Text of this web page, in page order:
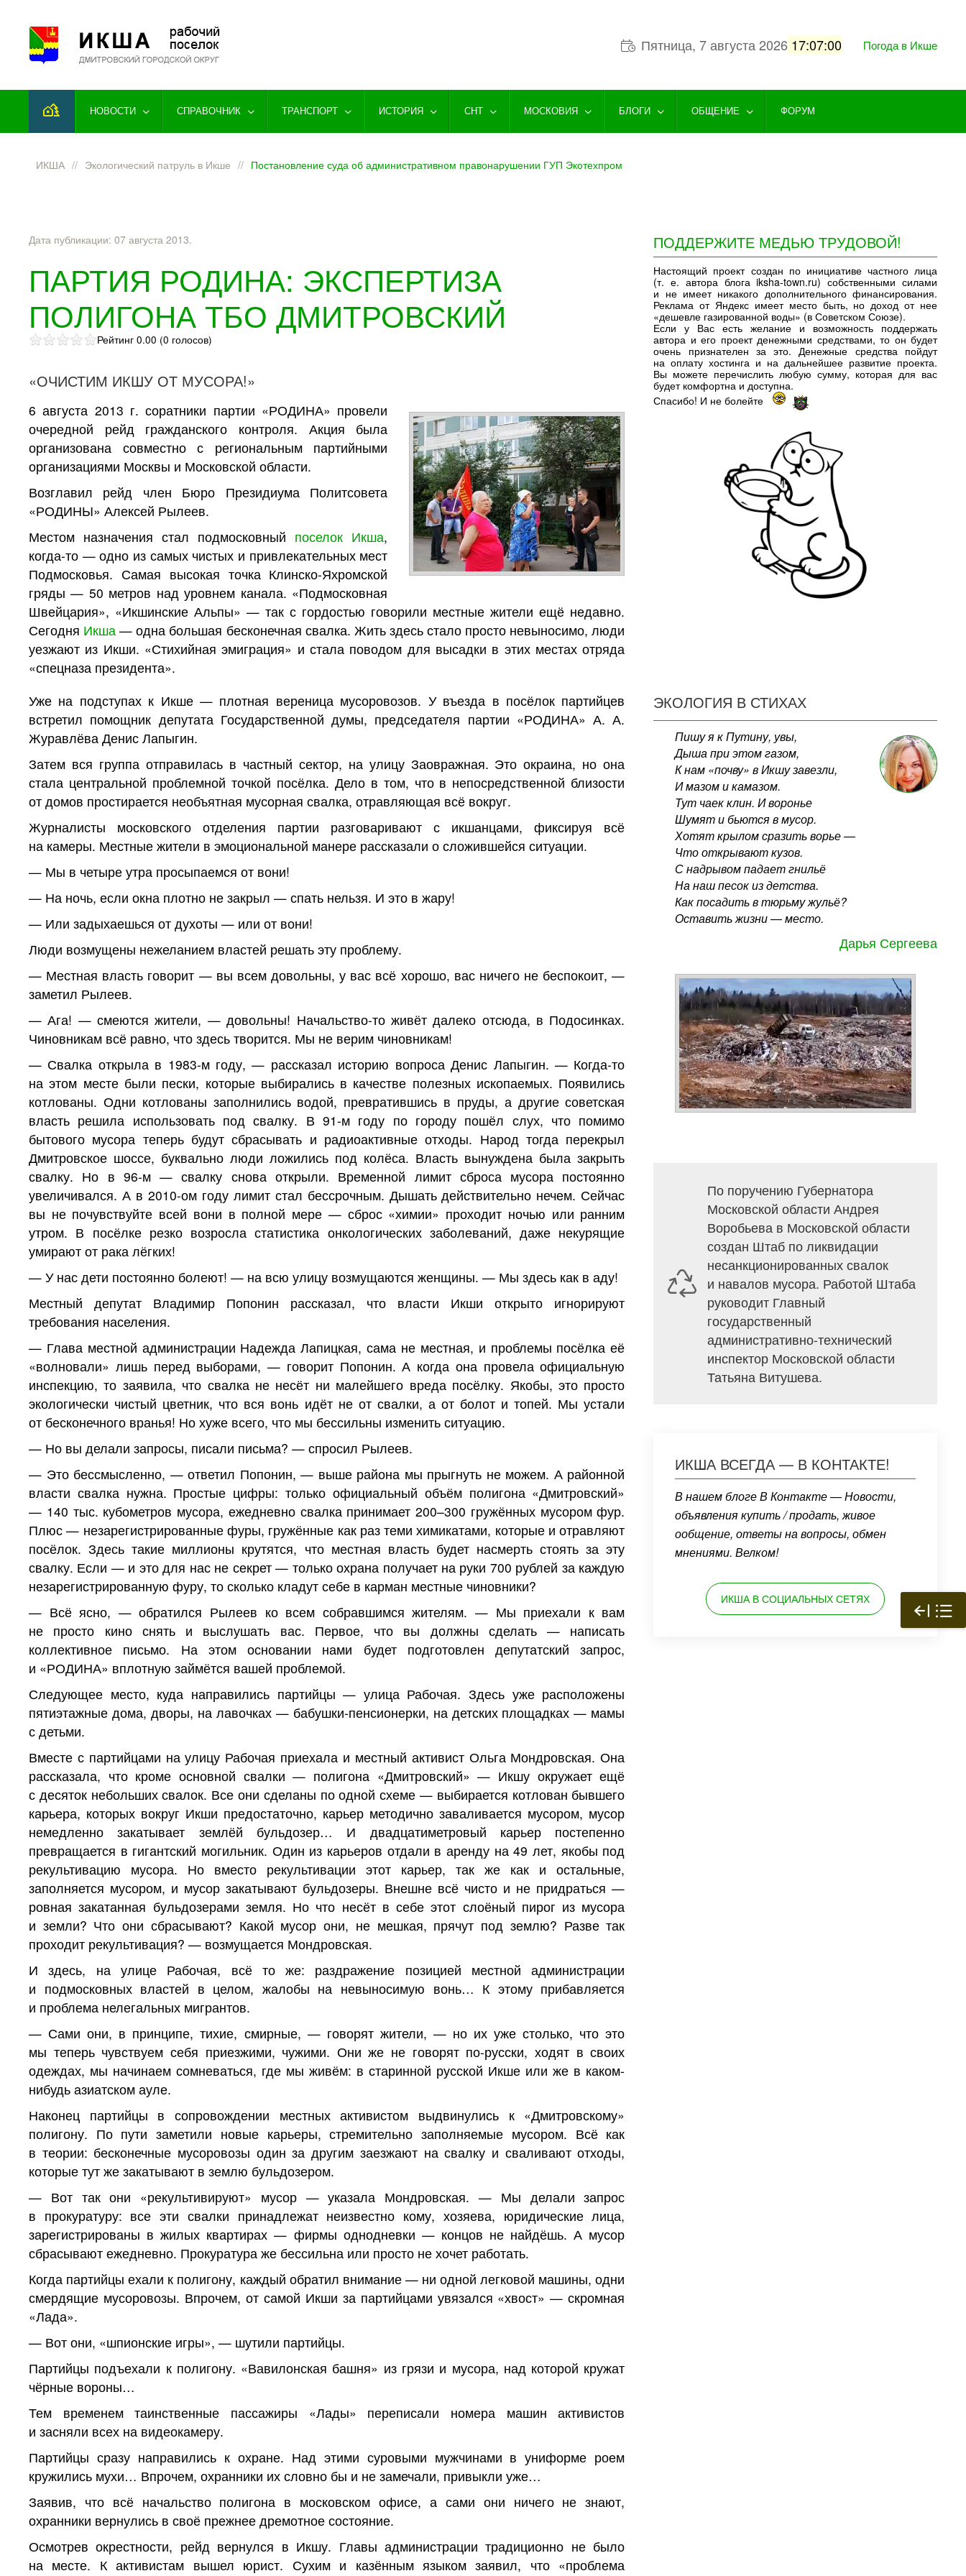
Перейти к содержимому Пятница, 7 августа 2026 17:07:01 Погода в Икше
НОВОСТИ СПРАВОЧНИК ТРАНСПОРТ ИСТОРИЯ СНТ МОСКОВИЯ БЛОГИ ОБЩЕНИЕ ФОРУМ
ИКША Экологический патруль в Икше Постановление суда об административном правонарушении ГУП Экотехпром
Дата публикации: 07 августа 2013.
ПАРТИЯ РОДИНА: ЭКСПЕРТИЗА
ПОЛИГОНА ТБО ДМИТРОВСКИЙ
Рейтинг 0.00 (0 голосов)
«ОЧИСТИМ ИКШУ ОТ МУСОРА!»
6 августа 2013 г. соратники партии «РОДИНА» провели
очередной рейд гражданского контроля. Акция была
организована совместно с региональным партийными
организациями Москвы и Московской области.
Возглавил рейд член Бюро Президиума Политсовета
«РОДИНЫ» Алексей Рылеев.
Местом назначения стал подмосковный поселок Икша,
когда-то — одно из самых чистых и привлекательных мест
Подмосковья. Самая высокая точка Клинско-Яхромской
гряды — 50 метров над уровнем канала. «Подмосковная
Швейцария», «Икшинские Альпы» — так с гордостью говорили местные жители ещё недавно.
Сегодня Икша — одна большая бесконечная свалка. Жить здесь стало просто невыносимо, люди
уезжают из Икши. «Стихийная эмиграция» и стала поводом для высадки в этих местах отряда
«спецназа президента».
Уже на подступах к Икше — плотная вереница мусоровозов. У въезда в посёлок партийцев
встретил помощник депутата Государственной думы, председателя партии «РОДИНА» А. А.
Журавлёва Денис Лапыгин.
Затем вся группа отправилась в частный сектор, на улицу Заовражная. Это окраина, но она
стала центральной проблемной точкой посёлка. Дело в том, что в непосредственной близости
от домов простирается необъятная мусорная свалка, отравляющая всё вокруг.
Журналисты московского отделения партии разговаривают с икшанцами, фиксируя всё
на камеры. Местные жители в эмоциональной манере рассказали о сложившейся ситуации.
— Мы в четыре утра просыпаемся от вони!
— На ночь, если окна плотно не закрыл — спать нельзя. И это в жару!
— Или задыхаешься от духоты — или от вони!
Люди возмущены нежеланием властей решать эту проблему.
— Местная власть говорит — вы всем довольны, у вас всё хорошо, вас ничего не беспокоит, —
заметил Рылеев.
— Ага! — смеются жители, — довольны! Начальство-то живёт далеко отсюда, в Подосинках.
Чиновникам всё равно, что здесь творится. Мы не верим чиновникам!
— Свалка открыла в 1983-м году, — рассказал историю вопроса Денис Лапыгин. — Когда-то
на этом месте были пески, которые выбирались в качестве полезных ископаемых. Появились
котлованы. Одни котлованы заполнились водой, превратившись в пруды, а другие советская
власть решила использовать под свалку. В 91-м году по городу пошёл слух, что помимо
бытового мусора теперь будут сбрасывать и радиоактивные отходы. Народ тогда перекрыл
Дмитровское шоссе, буквально люди ложились под колёса. Власть вынуждена была закрыть
свалку. Но в 96-м — свалку снова открыли. Временной лимит сброса мусора постоянно
увеличивался. А в 2010-ом году лимит стал бессрочным. Дышать действительно нечем. Сейчас
вы не почувствуйте всей вони в полной мере — сброс «химии» проходит ночью или ранним
утром. В посёлке резко возросла статистика онкологических заболеваний, даже некурящие
умирают от рака лёгких!
— У нас дети постоянно болеют! — на всю улицу возмущаются женщины. — Мы здесь как в аду!
Местный депутат Владимир Попонин рассказал, что власти Икши открыто игнорируют
требования населения.
— Глава местной администрации Надежда Лапицкая, сама не местная, и проблемы посёлка её
«волновали» лишь перед выборами, — говорит Попонин. А когда она провела официальную
инспекцию, то заявила, что свалка не несёт ни малейшего вреда посёлку. Якобы, это просто
экологически чистый цветник, что вся вонь идёт не от свалки, а от болот и топей. Мы устали
от бесконечного вранья! Но хуже всего, что мы бессильны изменить ситуацию.
— Но вы делали запросы, писали письма? — спросил Рылеев.
— Это бессмысленно, — ответил Попонин, — выше района мы прыгнуть не можем. А районной
власти свалка нужна. Простые цифры: только официальный объём полигона «Дмитровский»
— 140 тыс. кубометров мусора, ежедневно свалка принимает 200–300 гружённых мусором фур.
Плюс — незарегистрированные фуры, гружённые как раз теми химикатами, которые и отравляют
посёлок. Здесь такие миллионы крутятся, что местная власть будет насмерть стоять за эту
свалку. Если — и это для нас не секрет — только охрана получает на руки 700 рублей за каждую
незарегистрированную фуру, то сколько кладут себе в карман местные чиновники?
— Всё ясно, — обратился Рылеев ко всем собравшимся жителям. — Мы приехали к вам
не просто кино снять и выслушать вас. Первое, что вы должны сделать — написать
коллективное письмо. На этом основании нами будет подготовлен депутатский запрос,
и «РОДИНА» вплотную займётся вашей проблемой.
Следующее место, куда направились партийцы — улица Рабочая. Здесь уже расположены
пятиэтажные дома, дворы, на лавочках — бабушки-пенсионерки, на детских площадках — мамы
с детьми.
Вместе с партийцами на улицу Рабочая приехала и местный активист Ольга Мондровская. Она
рассказала, что кроме основной свалки — полигона «Дмитровский» — Икшу окружает ещё
с десяток небольших свалок. Все они сделаны по одной схеме — выбирается котлован бывшего
карьера, которых вокруг Икши предостаточно, карьер методично заваливается мусором, мусор
немедленно закатывает землёй бульдозер… И двадцатиметровый карьер постепенно
превращается в гигантский могильник. Один из карьеров отдали в аренду на 49 лет, якобы под
рекультивацию мусора. Но вместо рекультивации этот карьер, так же как и остальные,
заполняется мусором, и мусор закатывают бульдозеры. Внешне всё чисто и не придраться —
ровная закатанная бульдозерами земля. Но что несёт в себе этот слоёный пирог из мусора
и земли? Что они сбрасывают? Какой мусор они, не мешкая, прячут под землю? Разве так
проходит рекультивация? — возмущается Мондровская.
И здесь, на улице Рабочая, всё то же: раздражение позицией местной администрации
и подмосковных властей в целом, жалобы на невыносимую вонь… К этому прибавляется
и проблема нелегальных мигрантов.
— Сами они, в принципе, тихие, смирные, — говорят жители, — но их уже столько, что это
мы теперь чувствуем себя приезжими, чужими. Они же не говорят по-русски, ходят в своих
одеждах, мы начинаем сомневаться, где мы живём: в старинной русской Икше или же в каком-
нибудь азиатском ауле.
Наконец партийцы в сопровождении местных активистом выдвинулись к «Дмитровскому»
полигону. По пути заметили новые карьеры, стремительно заполняемые мусором. Всё как
в теории: бесконечные мусоровозы один за другим заезжают на свалку и сваливают отходы,
которые тут же закатывают в землю бульдозером.
— Вот так они «рекультивируют» мусор — указала Мондровская. — Мы делали запрос
в прокуратуру: все эти свалки принадлежат неизвестно кому, хозяева, юридические лица,
зарегистрированы в жилых квартирах — фирмы однодневки — концов не найдёшь. А мусор
сбрасывают ежедневно. Прокуратура же бессильна или просто не хочет работать.
Когда партийцы ехали к полигону, каждый обратил внимание — ни одной легковой машины, одни
смердящие мусоровозы. Впрочем, от самой Икши за партийцами увязался «хвост» — скромная
«Лада».
— Вот они, «шпионские игры», — шутили партийцы.
Партийцы подъехали к полигону. «Вавилонская башня» из грязи и мусора, над которой кружат
чёрные вороны…
Тем временем таинственные пассажиры «Лады» переписали номера машин активистов
и засняли всех на видеокамеру.
Партийцы сразу направились к охране. Над этими суровыми мужчинами в униформе роем
кружились мухи… Впрочем, охранники их словно бы и не замечали, привыкли уже…
Заявив, что всё начальство полигона в московском офисе, а сами они ничего не знают,
охранники вернулись в своё прежнее дремотное состояние.
Осмотрев окрестности, рейд вернулся в Икшу. Главы администрации традиционно не было
на месте. К активистам вышел юрист. Сухим и казённым языком заявил, что «проблема
ПОДДЕРЖИТЕ МЕДЬЮ ТРУДОВОЙ!
Настоящий проект создан по инициативе частного лица
(т. е. автора блога iksha-town.ru) собственными силами
и не имеет никакого дополнительного финансирования.
Реклама от Яндекс имеет место быть, но доход от нее
«дешевле газированной воды» (в Советском Союзе).
Если у Вас есть желание и возможность поддержать
автора и его проект денежными средствами, то он будет
очень признателен за это. Денежные средства пойдут
на оплату хостинга и на дальнейшее развитие проекта.
Вы можете перечислить любую сумму, которая для вас
будет комфортна и доступна.
Спасибо! И не болейте
ЭКОЛОГИЯ В СТИХАХ
Пишу я к Путину, увы,
Дыша при этом газом,
К нам «почву» в Икшу завезли,
И мазом и камазом.
Тут чаек клин. И воронье
Шумят и бьются в мусор.
Хотят крылом сразить ворье —
Что открывают кузов.
С надрывом падает гнильё
На наш песок из детства.
Как посадить в тюрьму жульё?
Оставить жизни — место.
Дарья Сергеева
По поручению Губернатора
Московской области Андрея
Воробьева в Московской области
создан Штаб по ликвидации
несанкционированных свалок
и навалов мусора. Работой Штаба
руководит Главный
государственный
административно-технический
инспектор Московской области
Татьяна Витушева.
ИКША ВСЕГДА — В КОНТАКТЕ!
В нашем блоге В Контакте — Новости,
объявления купить / продать, живое
ообщение, ответы на вопросы, обмен
мнениями. Велком!
ИКША В СОЦИАЛЬНЫХ СЕТЯХ